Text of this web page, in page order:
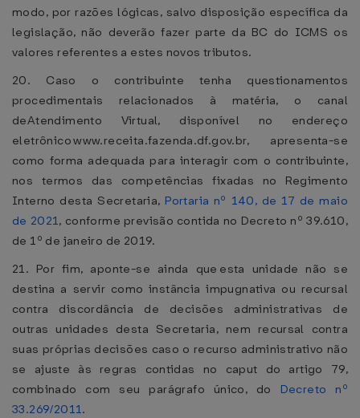
modo, por razões lógicas, salvo disposição específica da
legislação, não deverão fazer parte da BC do ICMS os
valores referentes a estes novos tributos.
20. Caso o contribuinte tenha questionamentos
procedimentais relacionados à matéria, o canal
deAtendimento Virtual, disponível no endereço
eletrônico www.receita.fazenda.df.gov.br, apresenta-se
como forma adequada para interagir com o contribuinte,
nos termos das competências fixadas no Regimento
Interno desta Secretaria, Portaria nº 140, de 17 de maio
de 2021, conforme previsão contida no Decreto nº 39.610,
de 1º de janeiro de 2019.
21. Por fim, aponte-se ainda que esta unidade não se
destina a servir como instância impugnativa ou recursal
contra discordância de decisões administrativas de
outras unidades desta Secretaria, nem recursal contra
suas próprias decisões caso o recurso administrativo não
se ajuste às regras contidas no caput do artigo 79,
combinado com seu parágrafo único, do Decreto nº
33.269/2011.